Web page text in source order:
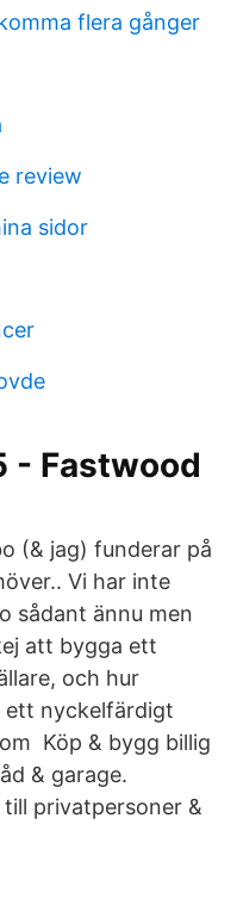
flera gånger
review
sidor
- Fastwood
(& jag) funderar på
Vi har inte
sådant ännu men
att bygga ett
och hur
ett nyckelfärdigt
Köp & bygg billig
& garage.
privatpersoner &